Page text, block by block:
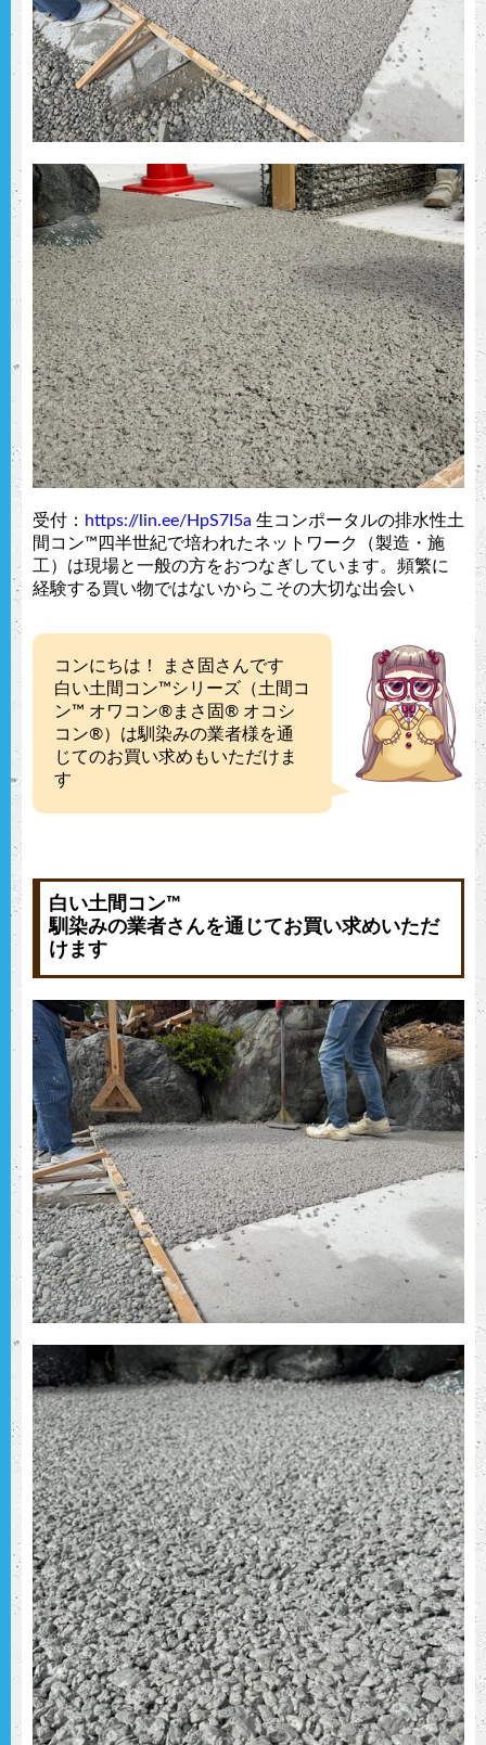
受付： https://lin.ee/HpS7I5a 生コンポータルの排水性土
間コン™︎四半世紀で培われたネットワーク（製造・施
工）は現場と一般の方をおつなぎしています。頻繁に
経験する買い物ではないからこその大切な出会い
コンにちは！ まさ固さんです
白い土間コン™︎シリーズ（土間コ
ン™︎ オワコン®︎まさ固®︎ オコシ
コン®︎）は馴染みの業者様を通
じてのお買い求めもいただけま
す
白い土間コン™︎
馴染みの業者さんを通じてお買い求めいただ
けます